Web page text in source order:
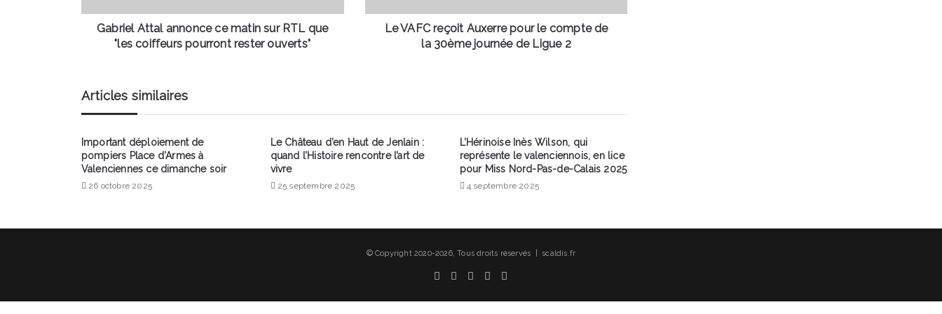
"les
coiffeurs
pourront
Gabriel Attal annonce ce matin sur RTL que
"les coiffeurs pourront rester ouverts"
la
30èmeLe VAFC reçoit Auxerre pour le compte de
la 30ème journée de Ligue 2
Articles similaires
Important déploiement de
pompiers Place d’Armes à
Valenciennes ce dimanche soir
26 octobre 2025
Le Château d’en Haut de Jenlain :
quand l’Histoire rencontre l’art de
vivre
25 septembre 2025
L’Hérinoise Inès Wilson, qui
représente le valenciennois, en lice
pour Miss Nord-Pas-de-Calais 2025
4 septembre 2025
© Copyright 2020-2026, Tous droits réservés | scaldis.fr
FacebookLinkedinYouTube